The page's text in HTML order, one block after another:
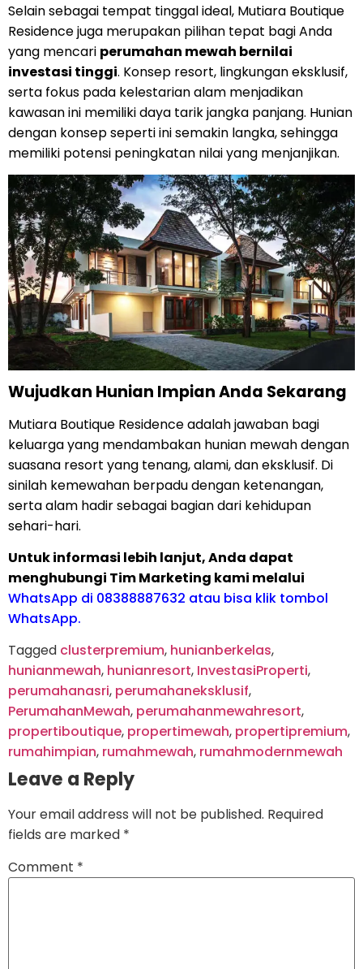
Selain sebagai tempat tinggal ideal, Mutiara Boutique
Residence juga merupakan pilihan tepat bagi Anda
yang mencari perumahan mewah bernilai
investasi tinggi. Konsep resort, lingkungan eksklusif,
serta fokus pada kelestarian alam menjadikan
kawasan ini memiliki daya tarik jangka panjang. Hunian
dengan konsep seperti ini semakin langka, sehingga
memiliki potensi peningkatan nilai yang menjanjikan.
Wujudkan Hunian Impian Anda Sekarang
Mutiara Boutique Residence adalah jawaban bagi
keluarga yang mendambakan hunian mewah dengan
suasana resort yang tenang, alami, dan eksklusif. Di
sinilah kemewahan berpadu dengan ketenangan,
serta alam hadir sebagai bagian dari kehidupan
sehari-hari.
Untuk informasi lebih lanjut, Anda dapat
menghubungi Tim Marketing kami melalui
WhatsApp di 08388887632 atau bisa klik tombol
WhatsApp.
Tagged clusterpremium, hunianberkelas,
hunianmewah, hunianresort, InvestasiProperti,
perumahanasri, perumahaneksklusif,
PerumahanMewah, perumahanmewahresort,
propertiboutique, propertimewah, propertipremium,
rumahimpian, rumahmewah, rumahmodernmewah
Leave a Reply
Your email address will not be published. Required
fields are marked *
Comment *